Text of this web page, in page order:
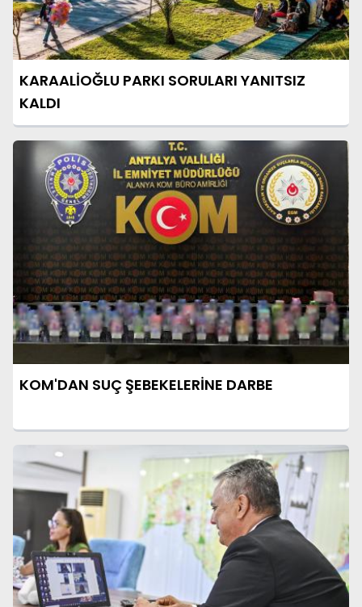
KARAALİOĞLU PARKI SORULARI YANITSIZ
KALDI
KOM'DAN SUÇ ŞEBEKELERİNE DARBE